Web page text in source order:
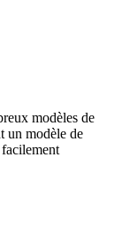
modèles de
un modèle de